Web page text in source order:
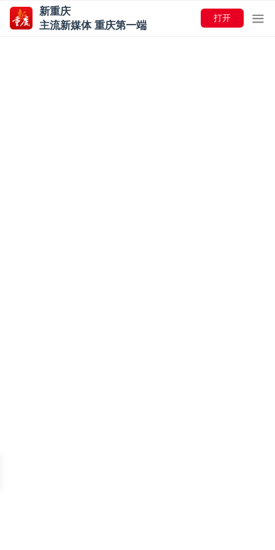
新重庆
主流新媒体 重庆第一端
打开